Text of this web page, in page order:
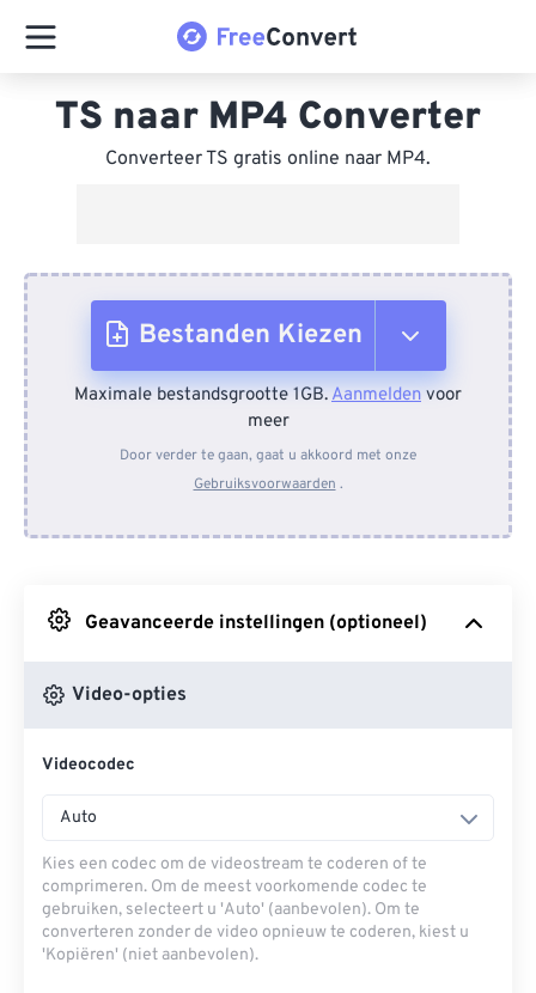
TS naar MP4 Converter
Converteer TS gratis online naar MP4.
Bestanden Kiezen
Van apparaat
Van Dropbox
Maximale bestandsgrootte 1GB.Aanmelden voor
meer
Door verder te gaan, gaat u akkoord met onze
Gebruiksvoorwaarden .
Geavanceerde instellingen (optioneel)
Video-opties
Videocodec
Auto
Kies een codec om de videostream te coderen of te
comprimeren. Om de meest voorkomende codec te
gebruiken, selecteert u 'Auto' (aanbevolen). Om te
converteren zonder de video opnieuw te coderen, kiest u
'Kopiëren' (niet aanbevolen).